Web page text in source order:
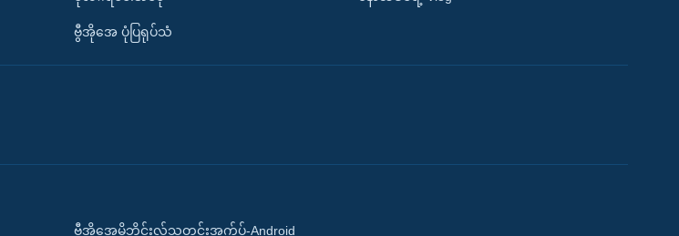
ဗွီအိုအေ ပုံပြရုပ်သံ
ဗွီအိုအေမိုဘိုင်းလ်သတင်းအက်ပ်-Android